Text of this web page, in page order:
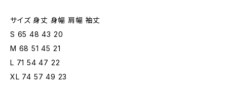
サイズ 身丈 身幅 肩幅 袖丈
S 65 48 43 20
M 68 51 45 21
L 71 54 47 22
XL 74 57 49 23